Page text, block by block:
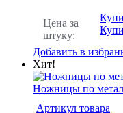
Цена за
штуку:
Добавить в
Хит!
Ножницы по
Артикул товара